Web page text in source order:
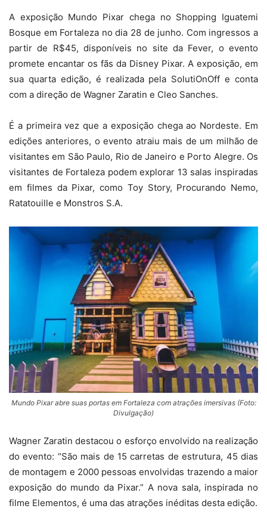
A exposição Mundo Pixar chega no Shopping Iguatemi
Bosque em Fortaleza no dia 28 de junho. Com ingressos a
partir de R$45, disponíveis no site da Fever, o evento
promete encantar os fãs da Disney Pixar. A exposição, em
sua quarta edição, é realizada pela SolutiOnOff e conta
com a direção de Wagner Zaratin e Cleo Sanches.
É a primeira vez que a exposição chega ao Nordeste. Em
edições anteriores, o evento atraiu mais de um milhão de
visitantes em São Paulo, Rio de Janeiro e Porto Alegre. Os
visitantes de Fortaleza podem explorar 13 salas inspiradas
em filmes da Pixar, como Toy Story, Procurando Nemo,
Ratatouille e Monstros S.A.
Mundo Pixar abre suas portas em Fortaleza com atrações imersivas (Foto:
Divulgação)
Wagner Zaratin destacou o esforço envolvido na realização
do evento: “São mais de 15 carretas de estrutura, 45 dias
de montagem e 2000 pessoas envolvidas trazendo a maior
exposição do mundo da Pixar.” A nova sala, inspirada no
filme Elementos, é uma das atrações inéditas desta edição.